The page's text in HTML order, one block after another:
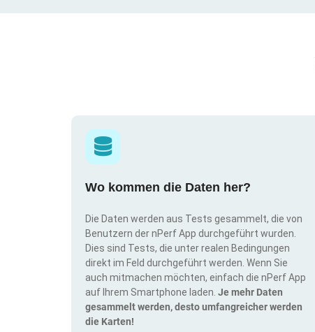
Wo kommen die Daten her?
Die Daten werden aus Tests gesammelt, die von
Benutzern der nPerf App durchgeführt wurden.
Dies sind Tests, die unter realen Bedingungen
direkt im Feld durchgeführt werden. Wenn Sie
auch mitmachen möchten, einfach die nPerf App
auf Ihrem Smartphone laden. Je mehr Daten
gesammelt werden, desto umfangreicher werden
die Karten!